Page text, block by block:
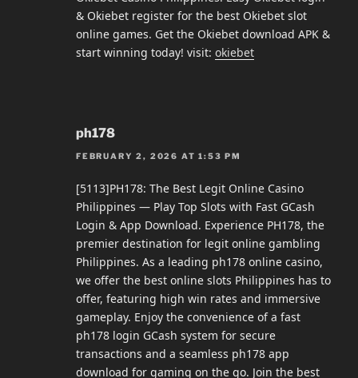
& Okiebet register for the best Okiebet slot
online games. Get the Okiebet download APK &
start winning today! visit: okiebet
ph178
FEBRUARY 2, 2026 AT 1:53 PM
[5113]PH178: The Best Legit Online Casino
Philippines — Play Top Slots with Fast GCash
Login & App Download. Experience PH178, the
premier destination for legit online gambling
Philippines. As a leading ph178 online casino,
we offer the best online slots Philippines has to
offer, featuring high win rates and immersive
gameplay. Enjoy the convenience of a fast
ph178 login GCash system for secure
transactions and a seamless ph178 app
download for gaming on the go. Join the best